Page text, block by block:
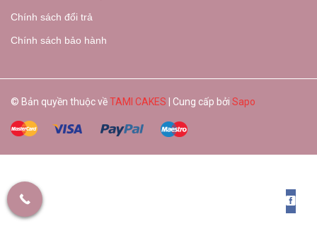
Chính sách đổi trả
Chính sách bảo hành
© Bản quyền thuộc vềTAMI CAKES | Cung cấp bởi Sapo